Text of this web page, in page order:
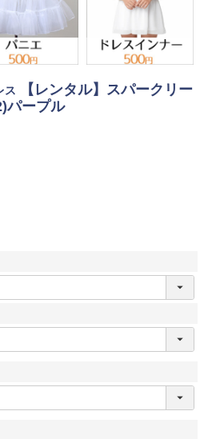
ス
【レンタル】スパークリー
パープル